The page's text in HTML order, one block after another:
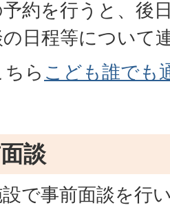
約を行うと、後
の日程等について
ら こども誰でも
談
で事前面談を行